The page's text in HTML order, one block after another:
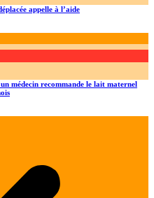
appelle à l’aide
médecin recommande le lait maternel